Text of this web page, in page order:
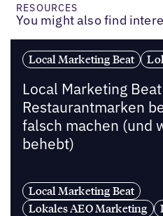
RESOURCES
You might also find
Local Marketing Beat
Local Marketing
Restaurantmarken
falsch machen (und
behebt)
Local Marketing Beat
Lokales AEO Marketing